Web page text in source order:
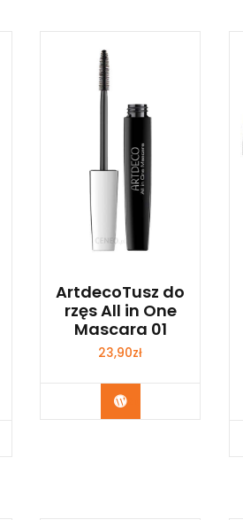
ArtdecoTusz do
rzęs All in One
Mascara 01
23,90zł
Zobacz